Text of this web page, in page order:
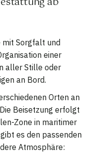
Sorgfalt und
einer
aller Stille oder
an Bord.
Orten an
Beisetzung erfolgt
Zone in maritimer
es den passenden
Atmosphäre: